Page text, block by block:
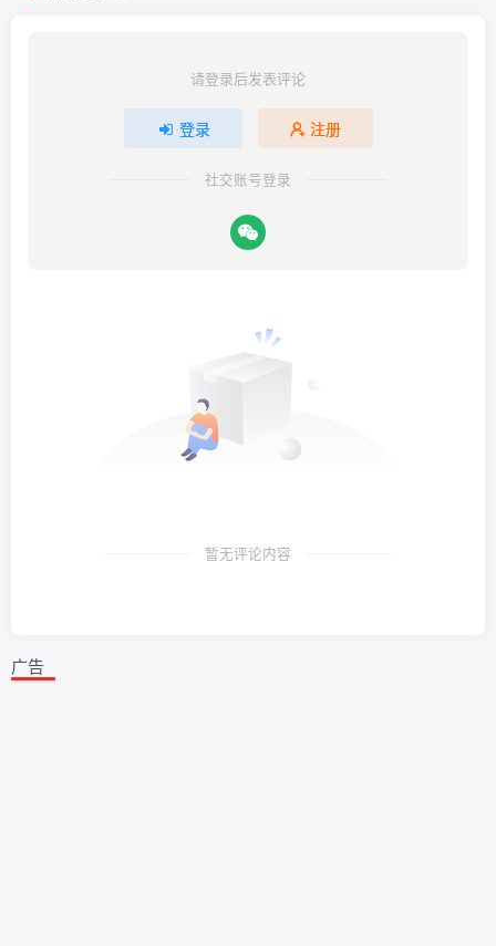
请登录后发表评论
登录 注册
社交账号登录
暂无评论内容
广告